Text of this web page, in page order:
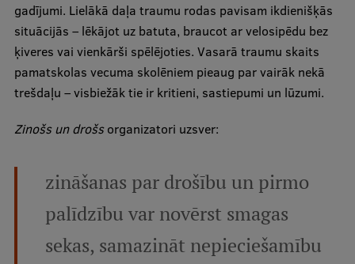
Profesionālās pilnveides kursi
ESF kvalifikācijas celšanas kursi
Pedagoģiskās izaugsmes centrs
Pētniecība
Zinātniskie institūti un laboratorijas
gadījumi. Lielākā daļa traumu rodas pavisam ikdienišķās
situācijās – lēkājot uz batuta, braucot ar velosipēdu bez
ķiveres vai vienkārši spēlējoties. Vasarā traumu skaits
pamatskolas vecuma skolēniem pieaug par vairāk nekā
trešdaļu – visbiežāk tie ir kritieni, sastiepumi un lūzumi.
Zinošs un drošsorganizatori uzsver:
zināšanas par drošību un pirmo
palīdzību var novērst smagas
sekas, samazināt nepieciešamību